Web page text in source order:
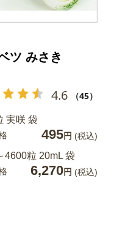
ツ みさき
4.6 （45）
実咲 袋
495円 (税込)
4600粒 20mL 袋
6,270円 (税込)